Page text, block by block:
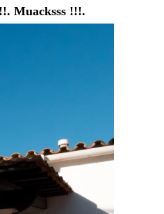
Muacksss !!!.